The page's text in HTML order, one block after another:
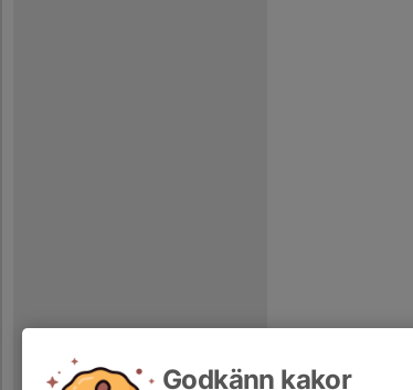
Godkänn kakor